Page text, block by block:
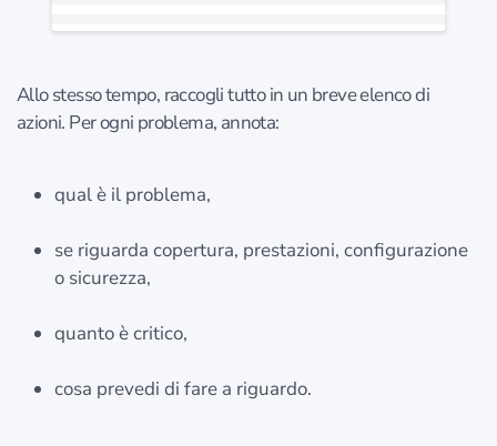
Allo stesso tempo, raccogli tutto in un breve elenco di
azioni. Per ogni problema, annota:
qual è il problema,
se riguarda copertura, prestazioni, configurazione
o sicurezza,
quanto è critico,
cosa prevedi di fare a riguardo.